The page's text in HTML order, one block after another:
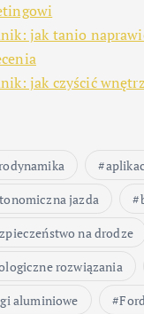
jak tanio
jak czyścić
jazda
na drodze
rozwiązania
aluminiowe